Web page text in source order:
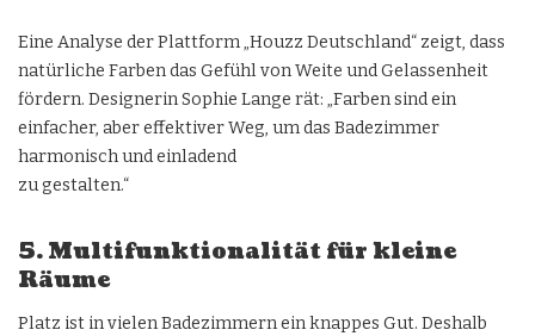
Eine Analyse der Plattform „Houzz Deutschland“ zeigt, dass
natürliche Farben das Gefühl von Weite und Gelassenheit
fördern. Designerin Sophie Lange rät: „Farben sind ein
einfacher, aber effektiver Weg, um das Badezimmer
harmonisch und einladend
zu gestalten.“
5. Multifunktionalität für kleine
Räume
Platz ist in vielen Badezimmern ein knappes Gut. Deshalb